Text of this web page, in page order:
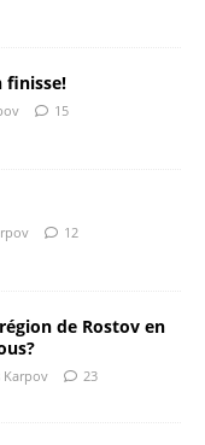
finisse!
15
12
de Rostov en
Karpov 23